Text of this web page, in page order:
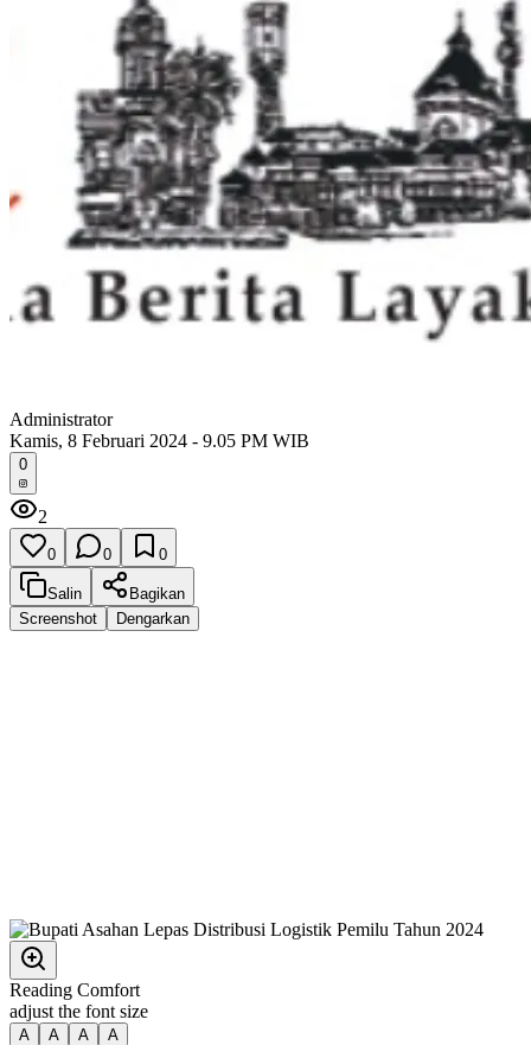
Administrator
Kamis, 8 Februari 2024 - 9.05 PM WIB
0
2
0 0 0
Salin
Bagikan
Screenshot
Dengarkan
Reading Comfort
adjust the font size
A A A A